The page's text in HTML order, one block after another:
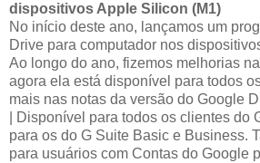
dispositivos Apple Silicon (M1)
No início deste ano, lançamos um
Drive para computador nos
Ao longo do ano, fizemos melhorias
agora ela está disponível para todos
mais nas notas da versão do Google
| Disponível para todos os clientes do
para os do G Suite Basic e Business.
para usuários com Contas do Google